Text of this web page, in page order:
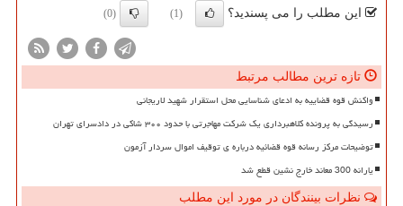
این مطلب را می پسندید؟ (1)
(0)
تازه ترین مطالب مرتبط
واکنش قوه قضاییه به ادعای شناسایی محل استقرار شهید لاریجانی
رسیدگی به پرونده کلاهبرداری یک شرکت مهاجرتی با حدود ۳۰۰ شاکی در دادسرای تهران
توضیحات مرکز رسانه قوه قضائیه درباره ی توقیف اموال سردار آزمون
یارانه 300 معاند خارج نشین قطع شد
نظرات بینندگان در مورد این مطلب